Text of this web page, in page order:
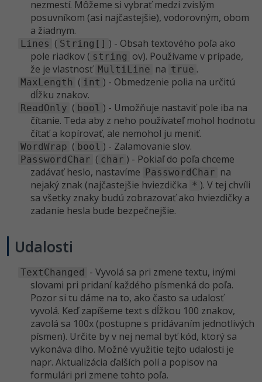
nezmestí. Môžeme si vybrať medzi zvislým
posuvníkom (asi najčastejšie), vodorovným, obom
a žiadnym.
Lines ( String[] ) - Obsah textového poľa ako
pole riadkov ( string ov). Používame v prípade,
že je vlastnosť MultiLine na true .
MaxLength ( int ) - Obmedzenie polia na určitú
dĺžku znakov.
ReadOnly ( bool ) - Umožňuje nastaviť pole iba na
čítanie. Teda aby z neho používateľ mohol hodnotu
čítať a kopírovať, ale nemohol ju meniť.
WordWrap ( bool ) - Zalamovanie slov.
PasswordChar ( char ) - Pokiaľ do poľa chceme
zadávať heslo, nastavíme PasswordChar na
nejaký znak (najčastejšie hviezdička * ). V tej chvíli
sa všetky znaky budú zobrazovať ako hviezdičky a
zadanie hesla bude bezpečnejšie.
Udalosti
TextChanged - Vyvolá sa pri zmene textu, inými
slovami pri pridaní každého písmenká do poľa.
Pozor si tu dáme na to, ako často sa udalosť
vyvolá. Keď zapíšeme text s dĺžkou 100 znakov,
zavolá sa 100x (postupne s pridávaním jednotlivých
písmen). Určite by v nej nemal byť kód, ktorý sa
vykonáva dlho. Možné využitie tejto udalosti je
napr. Aktualizácia ďalších polí a popisov na
formulári pri zmene tohto poľa.